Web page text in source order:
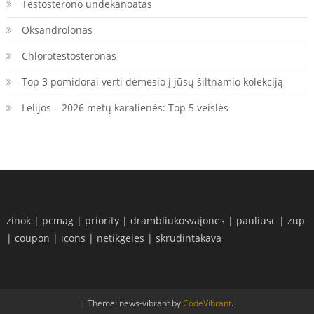
Testosterono undekanoatas
Oksandrolonas
Chlorotestosteronas
Top 3 pomidorai verti dėmesio į jūsų šiltnamio kolekciją
Lelijos – 2026 metų karalienės: Top 5 veislės
zinok | pcmag | priority |drambliukosvajones | pauliusc |zup
|coupon | icons | netikgeles |skrudintakava
| Theme: news-vibrant byCodeVibrant.